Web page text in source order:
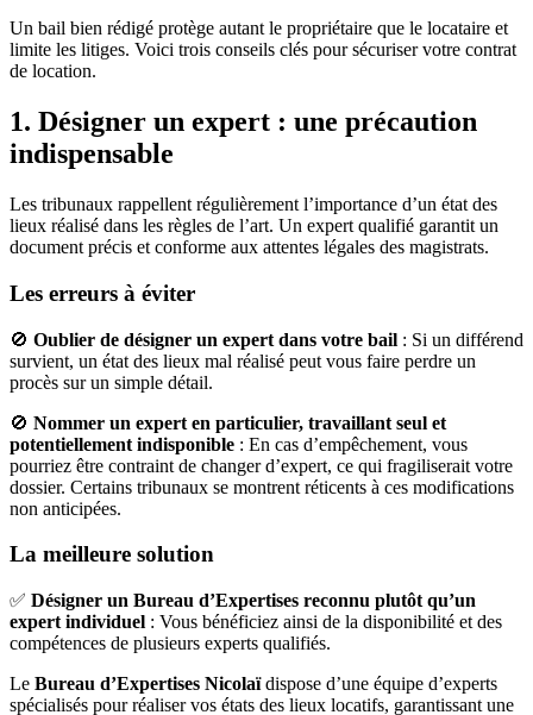
Un bail bien rédigé protège autant le propriétaire que le locataire et
limite les litiges. Voici trois conseils clés pour sécuriser votre contrat
de location.
1. Désigner un expert : une précaution
indispensable
Les tribunaux rappellent régulièrement l’importance d’un état des
lieux réalisé dans les règles de l’art. Un expert qualifié garantit un
document précis et conforme aux attentes légales des magistrats.
Les erreurs à éviter
🚫 Oublier de désigner un expert dans votre bail : Si un différend
survient, un état des lieux mal réalisé peut vous faire perdre un
procès sur un simple détail.
🚫 Nommer un expert en particulier, travaillant seul et
potentiellement indisponible : En cas d’empêchement, vous
pourriez être contraint de changer d’expert, ce qui fragiliserait votre
dossier. Certains tribunaux se montrent réticents à ces modifications
non anticipées.
La meilleure solution
✅ Désigner un Bureau d’Expertises reconnu plutôt qu’un
expert individuel : Vous bénéficiez ainsi de la disponibilité et des
compétences de plusieurs experts qualifiés.
Le Bureau d’Expertises Nicolaïdispose d’une équipe d’experts
spécialisés pour réaliser vos états des lieux locatifs, garantissant une